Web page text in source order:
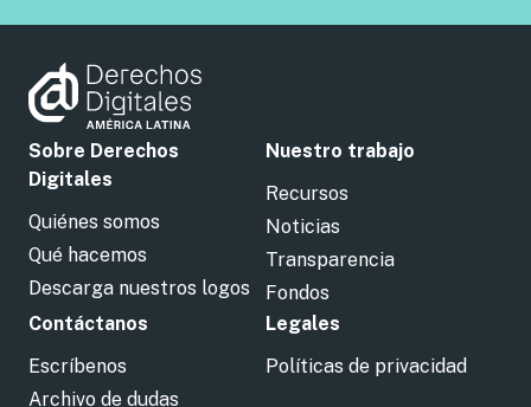
Sobre Derechos
Digitales
Quiénes somos
Qué hacemos
Descarga nuestros logos
Nuestro trabajo
Recursos
Noticias
Transparencia
Fondos
Contáctanos
Escríbenos
Archivo de dudas
Legales
Políticas de privacidad